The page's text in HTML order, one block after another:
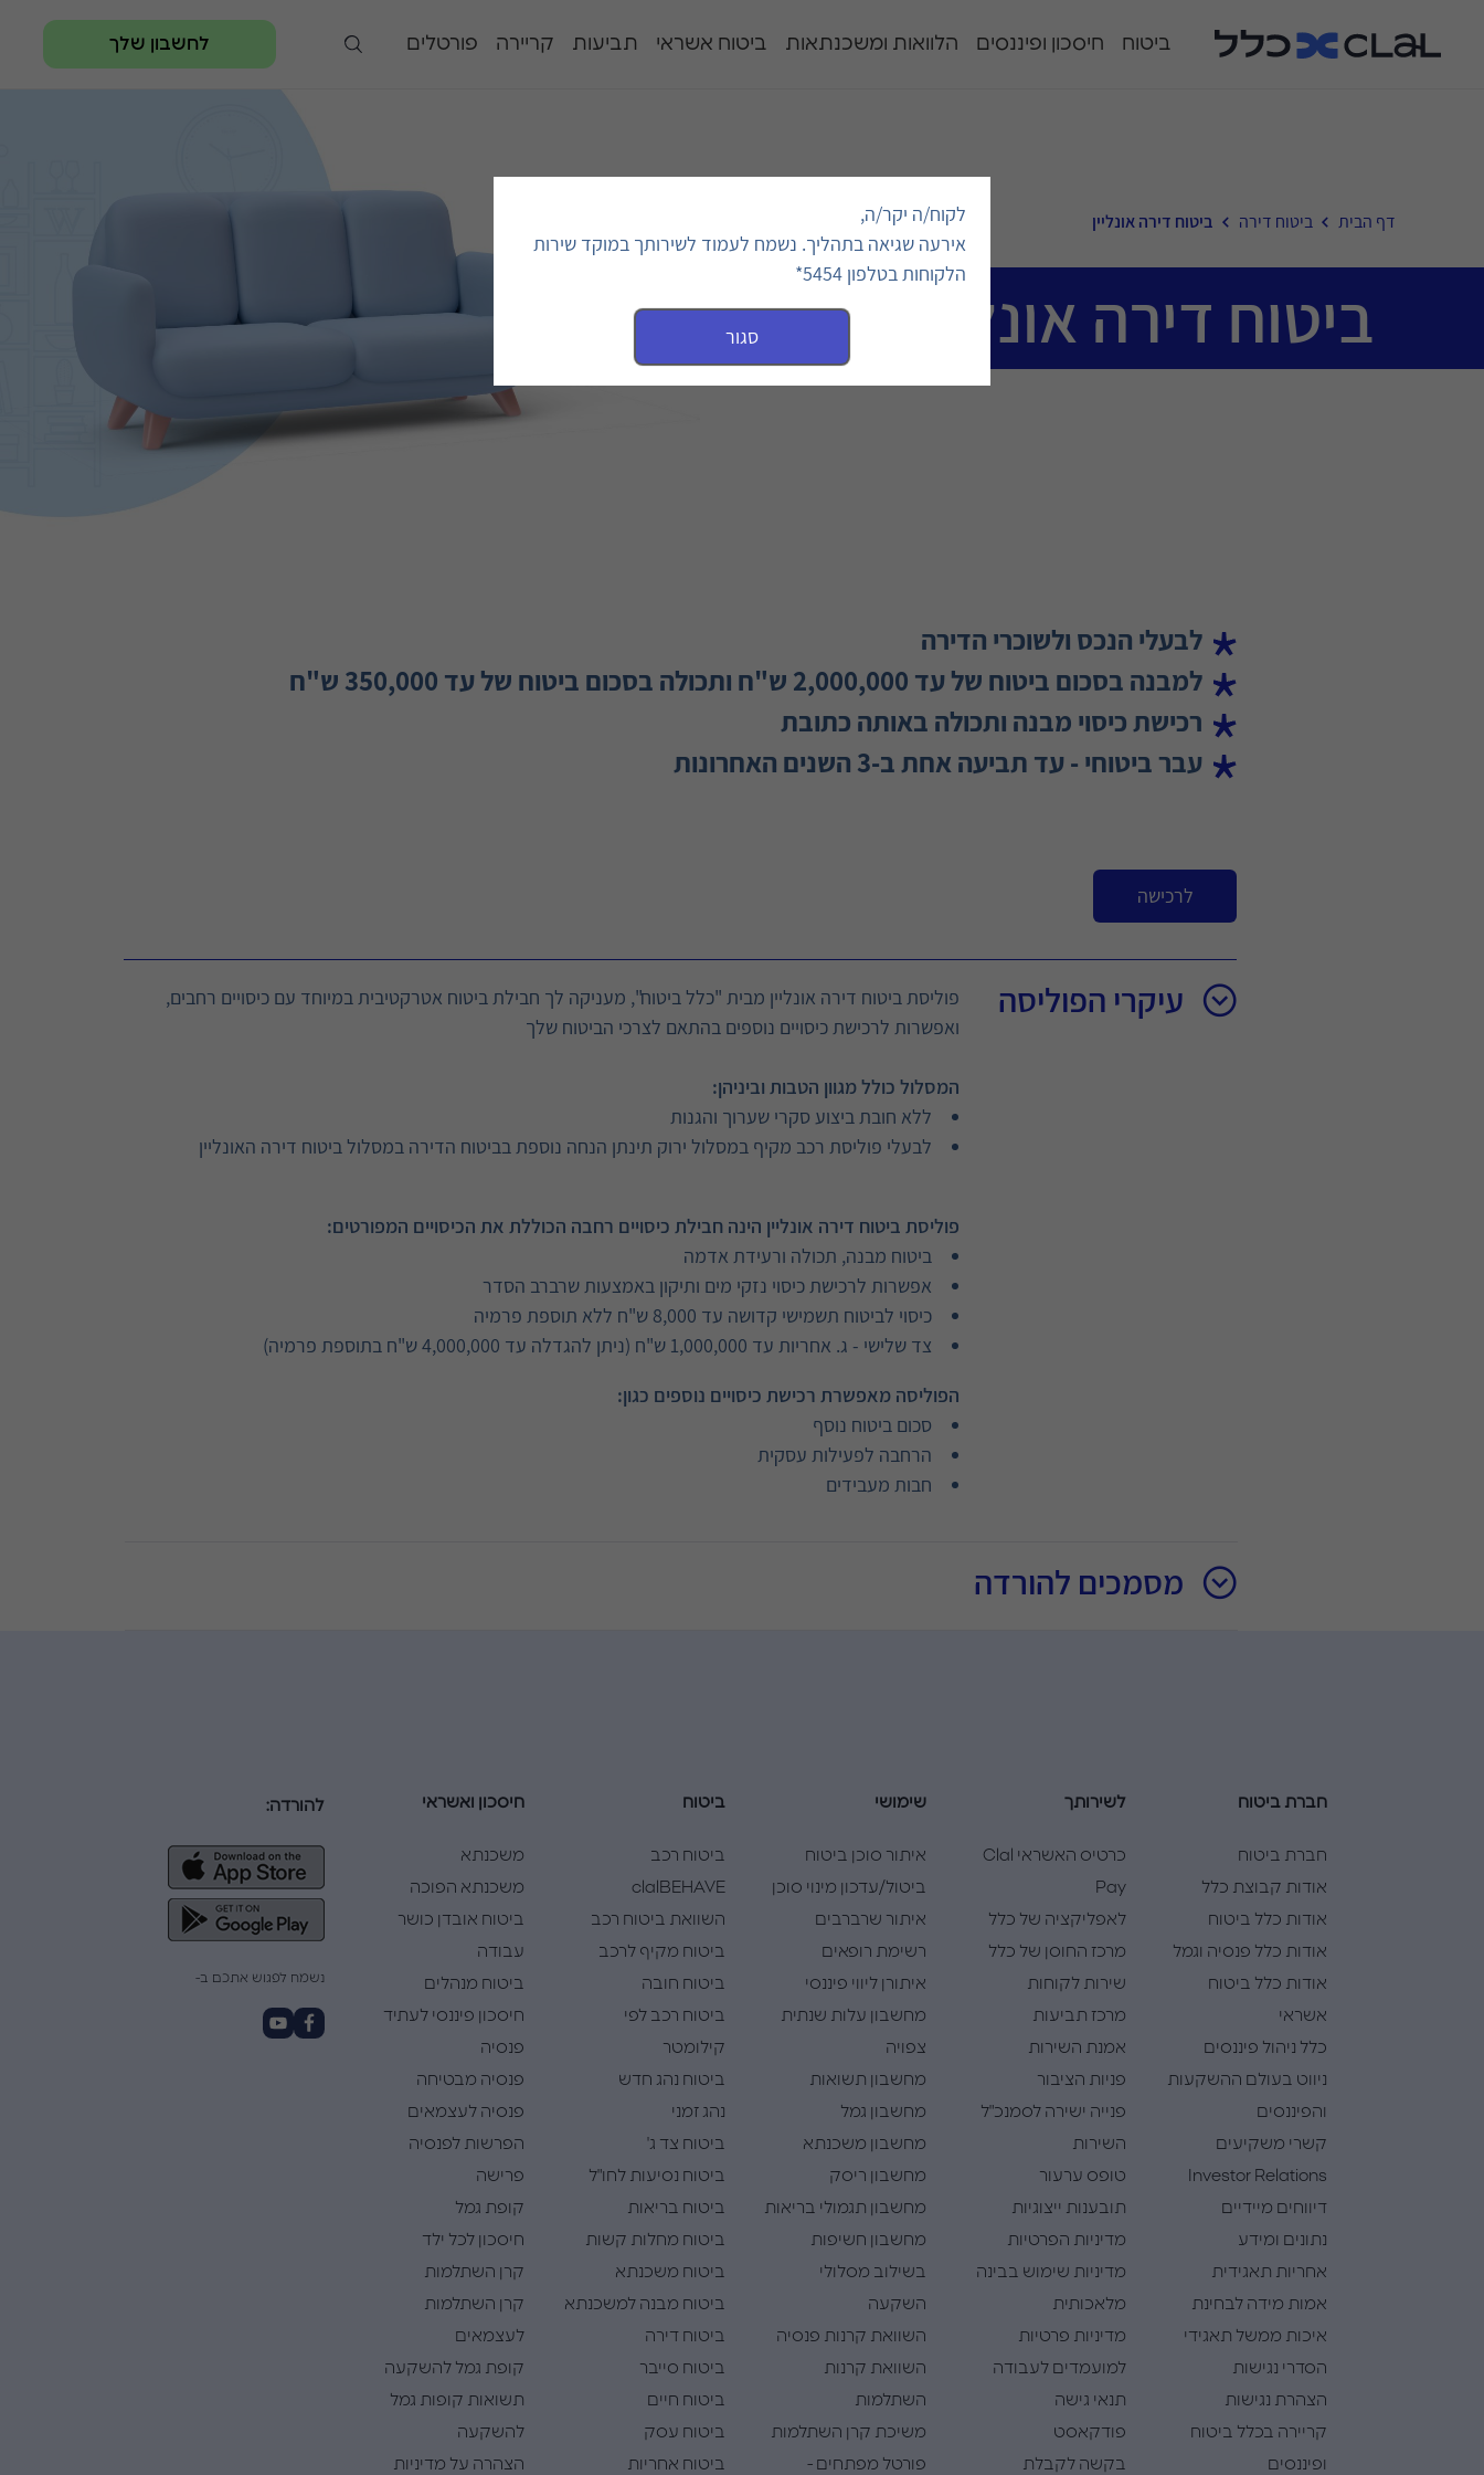
ביטוח חיסכון ופיננסים הלוואות ומשכנתאות ביטוח אשראי תביעות קריירה פורטלים לחשבון שלך
דף הבית ביטוח דירה ביטוח דירה אונליין
ביטוח דירה אונליין
לבעלי הנכס ולשוכרי הדירה
למבנה בסכום ביטוח של עד 2,000,000 ש"ח ותכולה בסכום ביטוח של עד 350,000 ש"ח
רכישת כיסוי מבנה ותכולה באותה כתובת
עבר ביטוחי - עד תביעה אחת ב-3 השנים האחרונות
לרכישה
עיקרי הפוליסה
פוליסת ביטוח דירה אונליין מבית "כלל ביטוח", מעניקה לך חבילת ביטוח אטרקטיבית במיוחד עם כיסויים רחבים,
ואפשרות לרכישת כיסויים נוספים בהתאם לצרכי הביטוח שלך
המסלול כולל מגוון הטבות וביניהן:
ללא חובת ביצוע סקרי שערוך והגנות
לבעלי פוליסת רכב מקיף במסלול ירוק תינתן הנחה נוספת בביטוח הדירה במסלול ביטוח דירה האונליין
פוליסת ביטוח דירה אונליין הינה חבילת כיסויים רחבה הכוללת את הכיסויים המפורטים:
ביטוח מבנה, תכולה ורעידת אדמה
אפשרות לרכישת כיסוי נזקי מים ותיקון באמצעות שרברב הסדר
כיסוי לביטוח תשמישי קדושה עד 8,000 ש"ח ללא תוספת פרמיה
צד שלישי - ג. אחריות עד 1,000,000 ש"ח (ניתן להגדלה עד 4,000,000 ש"ח בתוספת פרמיה)
הפוליסה מאפשרת רכישת כיסויים נוספים כגון:
סכום ביטוח נוסף
הרחבה לפעילות עסקית
חבות מעבידים
מסמכים להורדה
חברת ביטוח
חברת ביטוח
אודות קבוצת כלל
אודות כלל ביטוח
אודות כלל פנסיה וגמל
אודות כלל ביטוח
אשראי
כלל ניהול פיננסים
ניווט בעולם ההשקעות
והפיננסים
קשרי משקיעים
Investor Relations
דיווחים מיידיים
נתונים ומידע
אחריות תאגידית
אמות מידה לבחינת
איכות ממשל תאגידי
הסדרי נגישות
הצהרת נגישות
קריירה בכלל ביטוח
ופיננסים
לשירותך
כרטיס האשראי Clal
Pay
לאפליקציה של כלל
מרכז החוסן של כלל
שירות לקוחות
מרכז תביעות
אמנת השירות
פניות הציבור
פנייה ישירה לסמנכ"ל
השירות
טופס ערעור
תובענות ייצוגיות
מדיניות הפרטיות
מדיניות שימוש בבינה
מלאכותית
מדיניות פרטיות
למועמדים לעבודה
תנאי גישה
פודקאסט
בקשה לקבלת
שימושי
איתור סוכן ביטוח
ביטול/עדכון מינוי סוכן
איתור שרברבים
רשימת רופאים
איתורן ליווי פיננסי
מחשבון עלות שנתית
צפויה
מחשבון תשואות
מחשבון גמל
מחשבון משכנתא
מחשבון ריסק
מחשבון תגמולי בריאות
מחשבון חשיפות
בשילוב מסלולי
השקעה
השוואת קרנות פנסיה
השוואת קרנות
השתלמות
משיכת קרן השתלמות
פורטל מפתחים -
ביטוח
ביטוח רכב
clalBEHAVE
השוואת ביטוח רכב
ביטוח מקיף לרכב
ביטוח חובה
ביטוח רכב לפי
קילומטר
ביטוח נהג חדש
נהג זמני
ביטוח צד ג'
ביטוח נסיעות לחו"ל
ביטוח בריאות
ביטוח מחלות קשות
ביטוח משכנתא
ביטוח מבנה למשכנתא
ביטוח דירה
ביטוח סייבר
ביטוח חיים
ביטוח עסק
ביטוח אחריות
חיסכון ואשראי
משכנתא
משכנתא הפוכה
ביטוח אובדן כושר
עבודה
ביטוח מנהלים
חיסכון פיננסי לעתיד
פנסיה
פנסיה מבטיחה
פנסיה לעצמאים
הפרשות לפנסיה
פרישה
קופת גמל
חיסכון לכל ילד
קרן השתלמות
קרן השתלמות
לעצמאים
קופת גמל להשקעה
תשואות קופות גמל
להשקעה
הצהרה על מדיניות
להורדה:
נשמח לפגוש אתכם ב-
לקוח/ה יקר/ה,
אירעה שגיאה בתהליך. נשמח לעמוד לשירותך במוקד שירות
הלקוחות בטלפון 5454*
סגור